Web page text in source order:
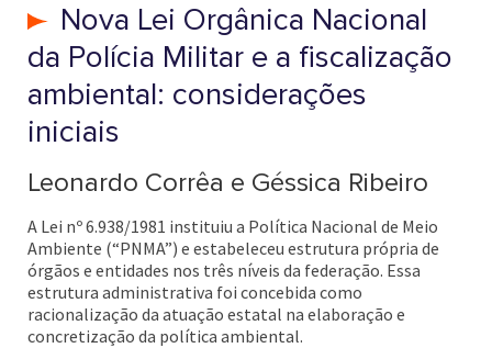
Nova Lei Orgânica Nacional
da Polícia Militar e a fiscalização
ambiental: considerações
iniciais
Leonardo Corrêa e Géssica Ribeiro
A Lei nº 6.938/1981 instituiu a Política Nacional de Meio
Ambiente (“PNMA”) e estabeleceu estrutura própria de
órgãos e entidades nos três níveis da federação. Essa
estrutura administrativa foi concebida como
racionalização da atuação estatal na elaboração e
concretização da política ambiental.